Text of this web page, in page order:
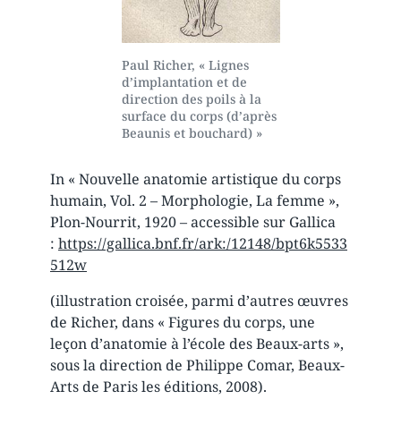
Paul Richer, « Lignes
d’implantation et de
direction des poils à la
surface du corps (d’après
Beaunis et bouchard) »
In « Nouvelle anatomie artistique du corps
humain, Vol. 2 – Morphologie, La femme »,
Plon-Nourrit, 1920 – accessible sur Gallica
: https://gallica.bnf.fr/ark:/12148/bpt6k5533
512w
(illustration croisée, parmi d’autres œuvres
de Richer, dans « Figures du corps, une
leçon d’anatomie à l’école des Beaux-arts »,
sous la direction de Philippe Comar, Beaux-
Arts de Paris les éditions, 2008).